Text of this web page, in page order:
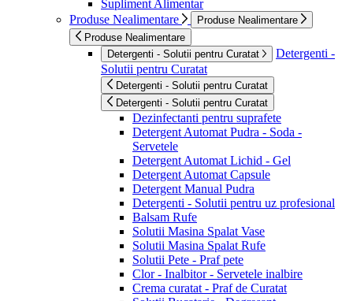
Supliment Alimentar
Produse Nealimentare
Produse Nealimentare
Produse Nealimentare
Detergenti - Solutii pentru Curatat
Detergenti -
Solutii pentru Curatat
Detergenti - Solutii pentru Curatat
Detergenti - Solutii pentru Curatat
Dezinfectanti pentru suprafete
Detergent Automat Pudra - Soda -
Servetele
Detergent Automat Lichid - Gel
Detergent Automat Capsule
Detergent Manual Pudra
Detergenti - Solutii pentru uz profesional
Balsam Rufe
Solutii Masina Spalat Vase
Solutii Masina Spalat Rufe
Solutii Pete - Praf pete
Clor - Inalbitor - Servetele inalbire
Crema curatat - Praf de Curatat